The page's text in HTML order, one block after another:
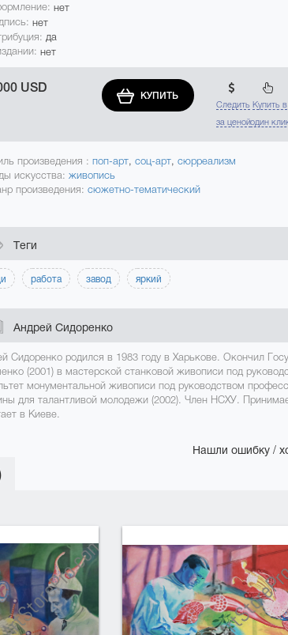
нет
нет
да
нет
USD
КУПИТЬ
Следить
за ценой
Купить в
один
произведения : поп-арт, соц-арт, сюрреализм
искусства: живопись
произведения: сюжетно-тематический
Теги
работа завод яркий
Андрей Сидоренко
Сидоренко родился в 1983 году в Харькове. Окончил
(2001) в мастерской станковой живописи под
монументальной живописи под руководством
для талантливой молодежи (2002). Член НСХУ.
в Киеве.
Нашли ошибку /